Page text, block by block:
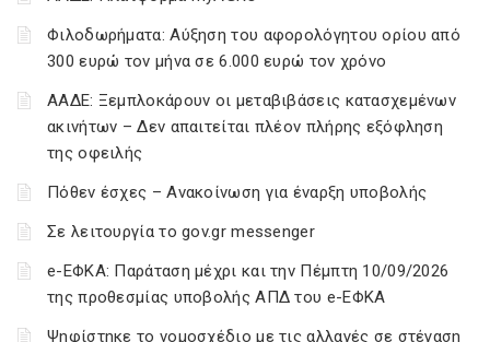
Φιλοδωρήματα: Αύξηση του αφορολόγητου ορίου από
300 ευρώ τον μήνα σε 6.000 ευρώ τον χρόνο
ΑΑΔΕ: Ξεμπλοκάρουν οι μεταβιβάσεις κατασχεμένων
ακινήτων – Δεν απαιτείται πλέον πλήρης εξόφληση
της οφειλής
Πόθεν έσχες – Ανακοίνωση για έναρξη υποβολής
Σε λειτουργία το gov.gr messenger
e-ΕΦΚΑ: Παράταση μέχρι και την Πέμπτη 10/09/2026
της προθεσμίας υποβολής ΑΠΔ του e-ΕΦΚΑ
Ψηφίστηκε το νομοσχέδιο με τις αλλαγές σε στέγαση